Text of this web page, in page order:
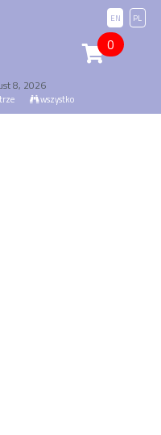
PL
EN
0
8, 2026
wszystko